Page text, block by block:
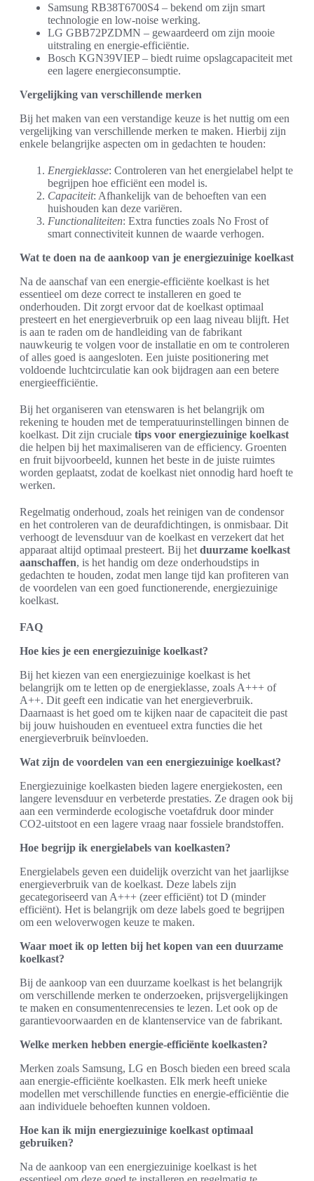
Samsung RB38T6700S4 – bekend om zijn smart
technologie en low-noise werking.
LG GBB72PZDMN – gewaardeerd om zijn mooie
uitstraling en energie-efficiëntie.
Bosch KGN39VIEP – biedt ruime opslagcapaciteit met
een lagere energieconsumptie.
Vergelijking van verschillende merken
Bij het maken van een verstandige keuze is het nuttig om een
vergelijking van verschillende merken te maken. Hierbij zijn
enkele belangrijke aspecten om in gedachten te houden:
Energieklasse: Controleren van het energielabel helpt te
begrijpen hoe efficiënt een model is.
Capaciteit: Afhankelijk van de behoeften van een
huishouden kan deze variëren.
Functionaliteiten: Extra functies zoals No Frost of
smart connectiviteit kunnen de waarde verhogen.
Wat te doen na de aankoop van je energiezuinige koelkast
Na de aanschaf van een energie-efficiënte koelkast is het
essentieel om deze correct te installeren en goed te
onderhouden. Dit zorgt ervoor dat de koelkast optimaal
presteert en het energieverbruik op een laag niveau blijft. Het
is aan te raden om de handleiding van de fabrikant
nauwkeurig te volgen voor de installatie en om te controleren
of alles goed is aangesloten. Een juiste positionering met
voldoende luchtcirculatie kan ook bijdragen aan een betere
energieefficiëntie.
Bij het organiseren van etenswaren is het belangrijk om
rekening te houden met de temperatuurinstellingen binnen de
koelkast. Dit zijn cruciale tips voor energiezuinige koelkast
die helpen bij het maximaliseren van de efficiency. Groenten
en fruit bijvoorbeeld, kunnen het beste in de juiste ruimtes
worden geplaatst, zodat de koelkast niet onnodig hard hoeft te
werken.
Regelmatig onderhoud, zoals het reinigen van de condensor
en het controleren van de deurafdichtingen, is onmisbaar. Dit
verhoogt de levensduur van de koelkast en verzekert dat het
apparaat altijd optimaal presteert. Bij het duurzame koelkast
aanschaffen, is het handig om deze onderhoudstips in
gedachten te houden, zodat men lange tijd kan profiteren van
de voordelen van een goed functionerende, energiezuinige
koelkast.
FAQ
Hoe kies je een energiezuinige koelkast?
Bij het kiezen van een energiezuinige koelkast is het
belangrijk om te letten op de energieklasse, zoals A+++ of
A++. Dit geeft een indicatie van het energieverbruik.
Daarnaast is het goed om te kijken naar de capaciteit die past
bij jouw huishouden en eventueel extra functies die het
energieverbruik beïnvloeden.
Wat zijn de voordelen van een energiezuinige koelkast?
Energiezuinige koelkasten bieden lagere energiekosten, een
langere levensduur en verbeterde prestaties. Ze dragen ook bij
aan een verminderde ecologische voetafdruk door minder
CO2-uitstoot en een lagere vraag naar fossiele brandstoffen.
Hoe begrijp ik energielabels van koelkasten?
Energielabels geven een duidelijk overzicht van het jaarlijkse
energieverbruik van de koelkast. Deze labels zijn
gecategoriseerd van A+++ (zeer efficiënt) tot D (minder
efficiënt). Het is belangrijk om deze labels goed te begrijpen
om een weloverwogen keuze te maken.
Waar moet ik op letten bij het kopen van een duurzame
koelkast?
Bij de aankoop van een duurzame koelkast is het belangrijk
om verschillende merken te onderzoeken, prijsvergelijkingen
te maken en consumentenrecensies te lezen. Let ook op de
garantievoorwaarden en de klantenservice van de fabrikant.
Welke merken hebben energie-efficiënte koelkasten?
Merken zoals Samsung, LG en Bosch bieden een breed scala
aan energie-efficiënte koelkasten. Elk merk heeft unieke
modellen met verschillende functies en energie-efficiëntie die
aan individuele behoeften kunnen voldoen.
Hoe kan ik mijn energiezuinige koelkast optimaal
gebruiken?
Na de aankoop van een energiezuinige koelkast is het